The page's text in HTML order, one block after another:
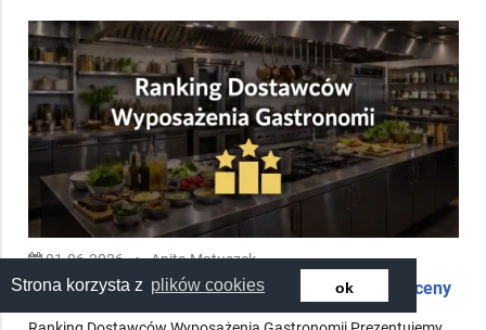
Strona korzysta z plików cookies ok
3 minuty Więcej